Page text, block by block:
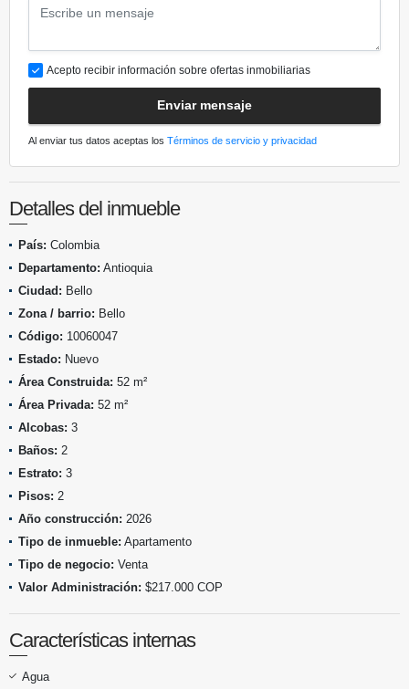
Acepto recibir información sobre ofertas inmobiliarias
Enviar mensaje
Al enviar tus datos aceptas los Términos de servicio y privacidad
Detalles del inmueble
País: Colombia
Departamento: Antioquia
Ciudad: Bello
Zona / barrio: Bello
Código: 10060047
Estado: Nuevo
Área Construida: 52 m²
Área Privada: 52 m²
Alcobas: 3
Baños: 2
Estrato: 3
Pisos: 2
Año construcción: 2026
Tipo de inmueble: Apartamento
Tipo de negocio: Venta
Valor Administración: $217.000 COP
Características internas
Agua